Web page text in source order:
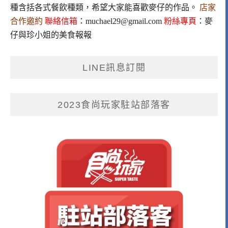
種含括各式餐飲種類，希望大家能喜歡麥仔的作品。 店家
合作邀約 聯絡信箱 ： muchael29@gmail.com 粉絲專頁 ： 麥
仔與珍小姐的美食報報
LINE訊息訂閱
2023食尚玩家駐站部落客